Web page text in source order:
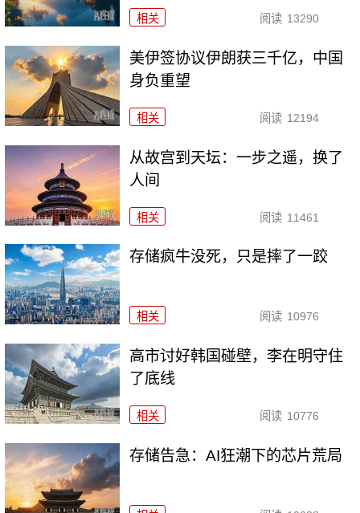
相关 阅读 13290
美伊签协议伊朗获三千亿，中国
身负重望
相关 阅读 12194
从故宫到天坛：一步之遥，换了
人间
相关 阅读 11461
存储疯牛没死，只是摔了一跤
相关 阅读 10976
高市讨好韩国碰壁，李在明守住
了底线
相关 阅读 10776
存储告急：AI狂潮下的芯片荒局